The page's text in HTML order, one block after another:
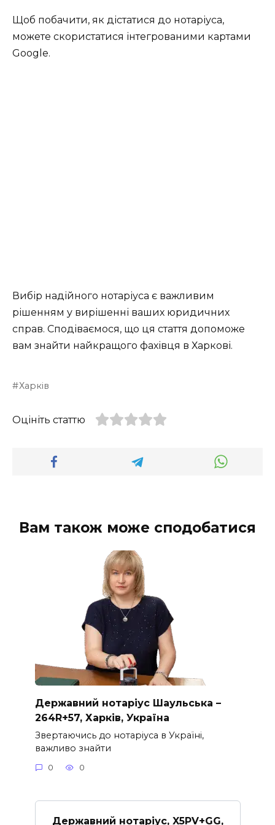
Щоб побачити, як дістатися до нотаріуса,
можете скористатися інтегрованими картами
Google.
Вибір надійного нотаріуса є важливим
рішенням у вирішенні ваших юридичних
справ. Сподіваємося, що ця стаття допоможе
вам знайти найкращого фахівця в Харкові.
Харків
Оцініть статтю
Вам також може сподобатися
Державний нотаріус Шаульська –
264R+57, Харків, Україна
Звертаючись до нотаріуса в Україні,
важливо знайти
0 0
Державний нотаріус, X5PV+GG,